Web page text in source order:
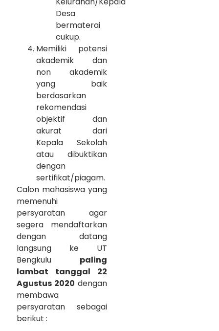
Desa
bermaterai
cukup.
Memiliki potensi
akademik dan
non akademik
yang baik
berdasarkan
rekomendasi
objektif dan
akurat dari
Kepala Sekolah
atau dibuktikan
dengan
sertifikat/piagam.
Calon mahasiswa yang
memenuhi
persyaratan agar
segera mendaftarkan
dengan datang
langsung ke UT
Bengkulu paling
lambat tanggal 22
Agustus 2020 dengan
membawa
persyaratan sebagai
berikut :